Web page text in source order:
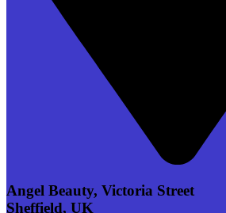
Angel Beauty, Victoria Street
Sheffield, UK